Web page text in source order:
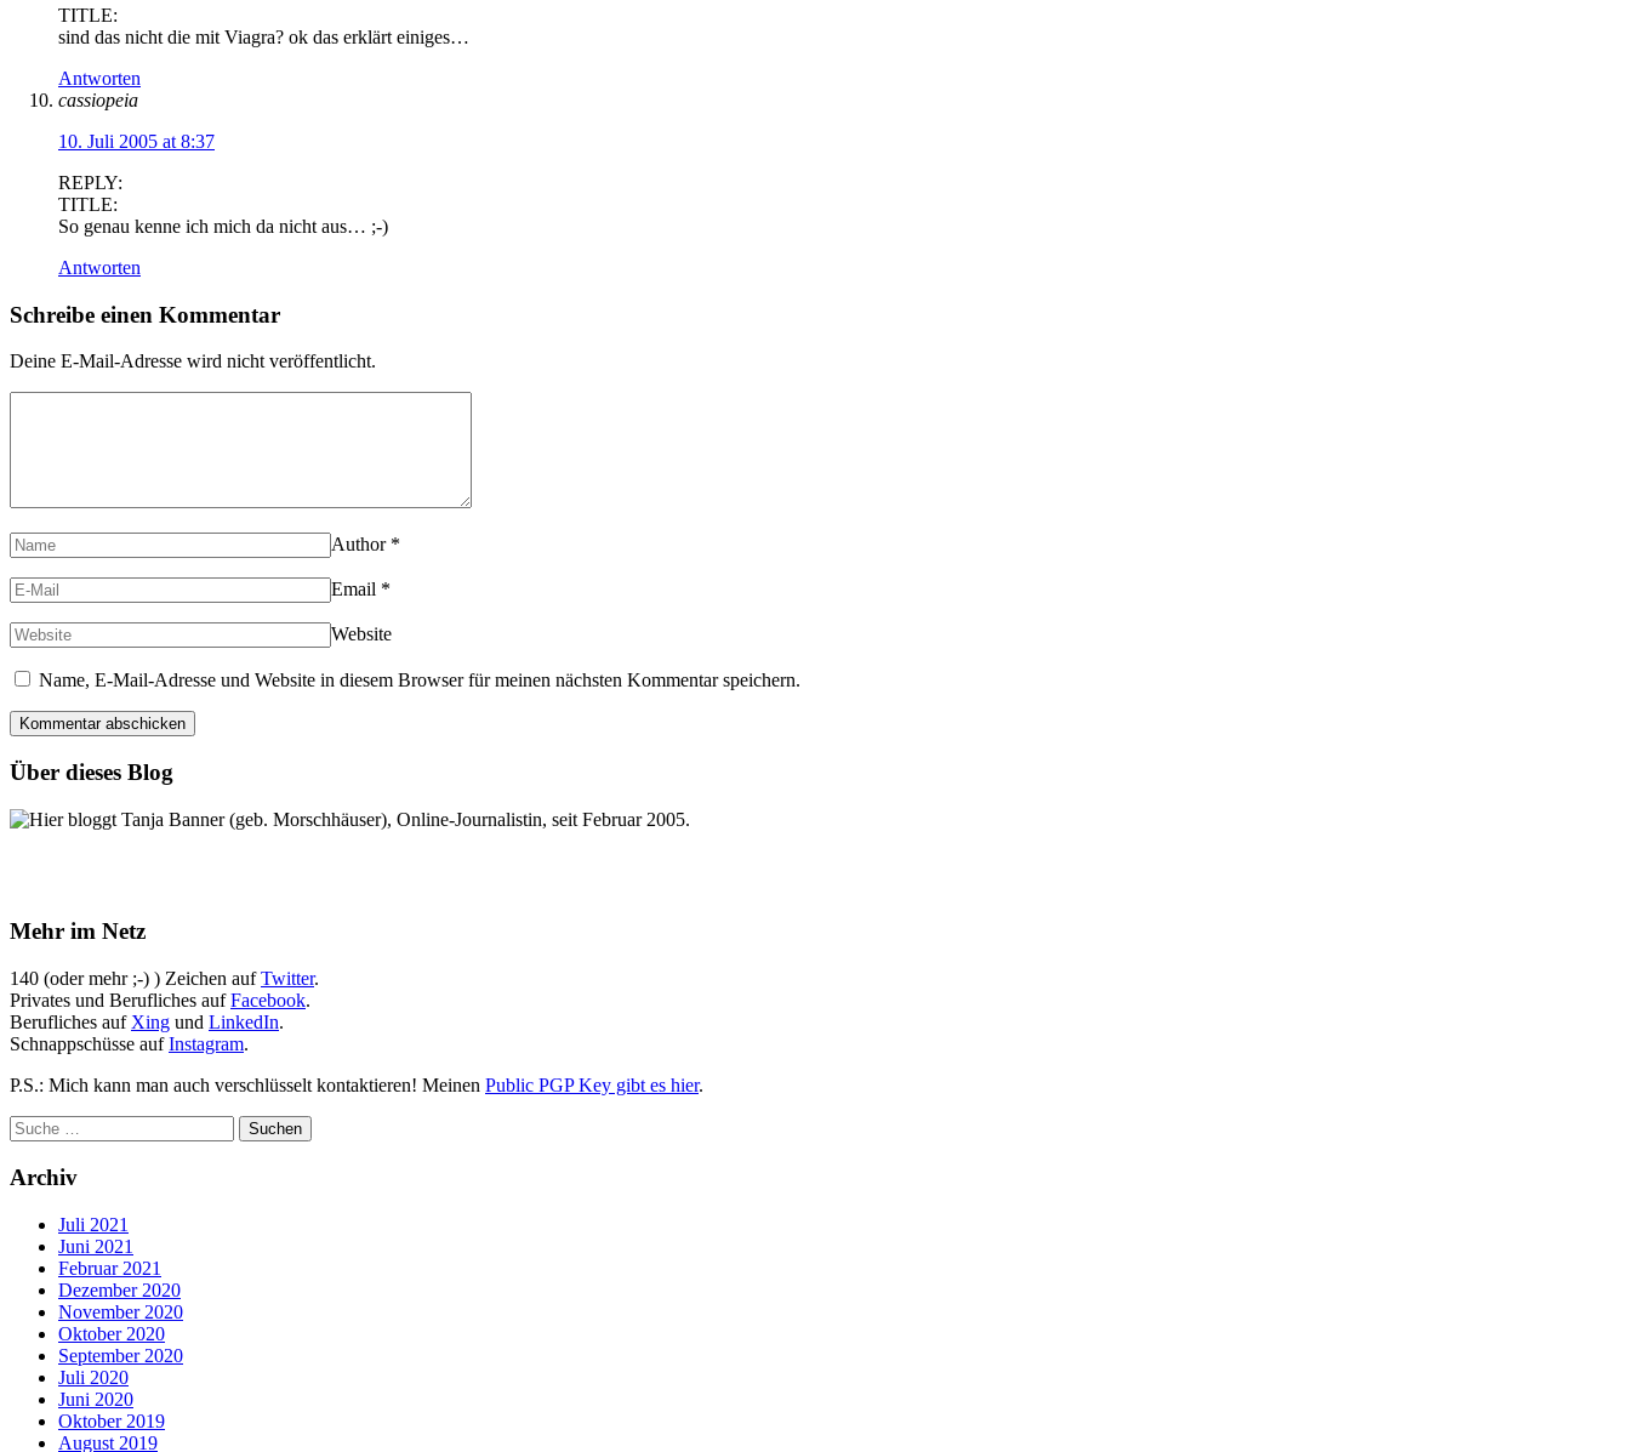
TITLE:
sind das nicht die mit Viagra? ok das erklärt einiges…
Antworten
cassiopeia
10. Juli 2005 at 8:37
REPLY:
TITLE:
So genau kenne ich mich da nicht aus… ;-)
Antworten
Schreibe einen Kommentar
Deine E-Mail-Adresse wird nicht veröffentlicht.
Author *
Email *
Website
Name, E-Mail-Adresse und Website in diesem Browser für meinen nächsten Kommentar speichern.
Über dieses Blog
Hier bloggt Tanja Banner (geb. Morschhäuser), Online-Journalistin, seit Februar 2005.
Mehr im Netz
140 (oder mehr ;-) ) Zeichen aufTwitter.
Privates und Berufliches aufFacebook.
Berufliches auf Xing und LinkedIn.
Schnappschüsse aufInstagram.
P.S.: Mich kann man auch verschlüsselt kontaktieren! Meinen Public PGP Key gibt es hier.
Archiv
Juli 2021
Juni 2021
Februar 2021
Dezember 2020
November 2020
Oktober 2020
September 2020
Juli 2020
Juni 2020
Oktober 2019
August 2019